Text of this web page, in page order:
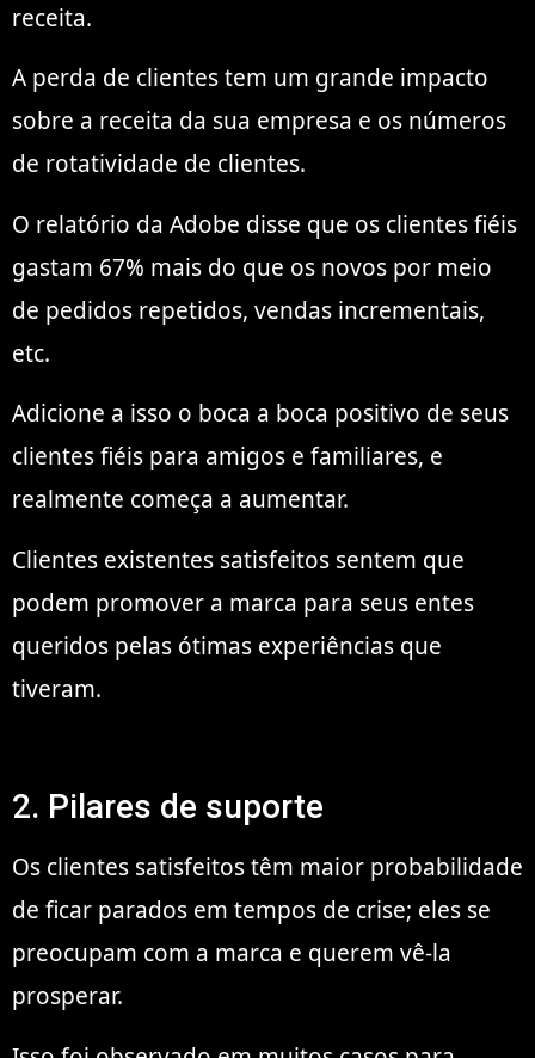
receita.
A perda de clientes tem um grande impacto
sobre a receita da sua empresa e os números
de rotatividade de clientes.
O relatório da Adobe disse que os clientes fiéis
gastam 67% mais do que os novos por meio
de pedidos repetidos, vendas incrementais,
etc.
Adicione a isso o boca a boca positivo de seus
clientes fiéis para amigos e familiares, e
realmente começa a aumentar.
Clientes existentes satisfeitos sentem que
podem promover a marca para seus entes
queridos pelas ótimas experiências que
tiveram.
2. Pilares de suporte
Os clientes satisfeitos têm maior probabilidade
de ficar parados em tempos de crise; eles se
preocupam com a marca e querem vê-la
prosperar.